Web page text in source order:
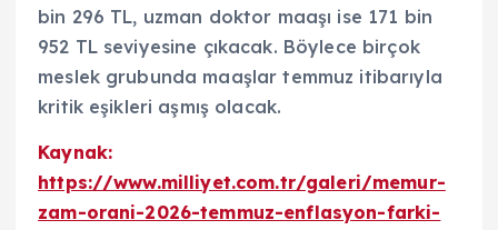
bin 296 TL, uzman doktor maaşı ise 171 bin
952 TL seviyesine çıkacak. Böylece birçok
meslek grubunda maaşlar temmuz itibarıyla
kritik eşikleri aşmış olacak.
Kaynak:
https://www.milliyet.com.tr/galeri/memur-
zam-orani-2026-temmuz-enflasyon-farki-